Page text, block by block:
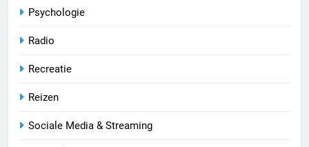
Psychologie
Radio
Recreatie
Reizen
Sociale Media & Streaming